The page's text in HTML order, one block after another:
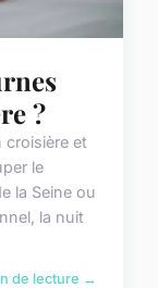
?
croisière et
le
la Seine ou
la nuit
de lecture →